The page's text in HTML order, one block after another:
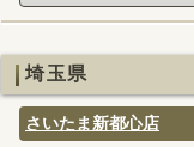
埼玉県
さいたま新都心店